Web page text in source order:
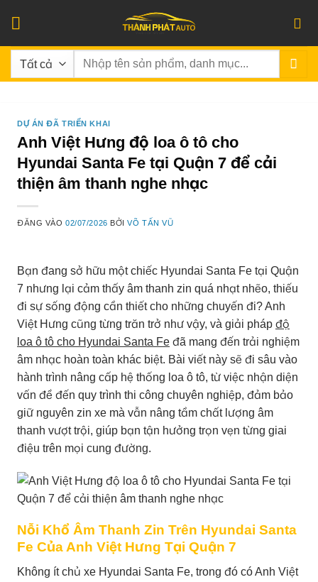
qua
nội
dung
Tìm
DỰ ÁN ĐÃ TRIỂN KHAI
Anh Việt Hưng độ loa ô tô cho
Hyundai Santa Fe tại Quận 7 để cải
thiện âm thanh nghe nhạc
ĐĂNG VÀO02/07/2026 BỞIVÕ TẤN VŨ
Bạn đang sở hữu một chiếc Hyundai Santa Fe tại Quận
7 nhưng lại cảm thấy âm thanh zin quá nhạt nhẽo, thiếu
đi sự sống động cần thiết cho những chuyến đi? Anh
Việt Hưng cũng từng trăn trở như vậy, và giải pháp độ
loa ô tô cho Hyundai Santa Fe đã mang đến trải nghiệm
âm nhạc hoàn toàn khác biệt. Bài viết này sẽ đi sâu vào
hành trình nâng cấp hệ thống loa ô tô, từ việc nhận diện
vấn đề đến quy trình thi công chuyên nghiệp, đảm bảo
giữ nguyên zin xe mà vẫn nâng tầm chất lượng âm
thanh vượt trội, giúp bạn tận hưởng trọn vẹn từng giai
điệu trên mọi cung đường.
Nỗi Khổ Âm Thanh Zin Trên Hyundai Santa
Fe Của Anh Việt Hưng Tại Quận 7
Không ít chủ xe Hyundai Santa Fe, trong đó có Anh Việt